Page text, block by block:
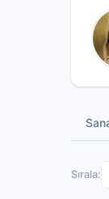
Sırala: